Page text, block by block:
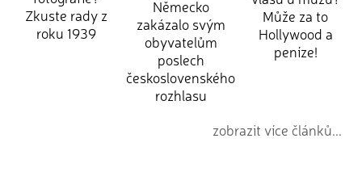
Zkuste rady z
roku 1939
Německo
zakázalo svým
obyvatelům
poslech
československého
rozhlasu
Může za to
Hollywood a
peníze!
zobrazit více článků...